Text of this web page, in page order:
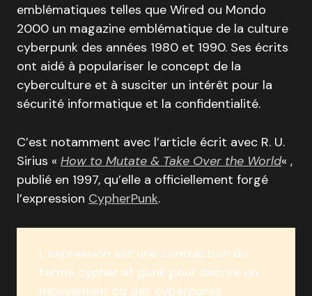
emblématiques telles que Wired ou Mondo
2000 un magazine emblématique de la culture
cyberpunk des années 1980 et 1990. Ses écrits
ont aidé à populariser le concept de la
cyberculture et à susciter un intérêt pour la
sécurité informatique et la confidentialité.
C’est notamment avec l’article écrit avec R. U.
Sirius « How to Mutate & Take Over the World« ,
publié en 1997, qu’elle a officiellement forgé
l’expression CypherPunk.
L’expression est une contraction du
terme cypher et punk pour décrire un
mouvement où des cyberpunks